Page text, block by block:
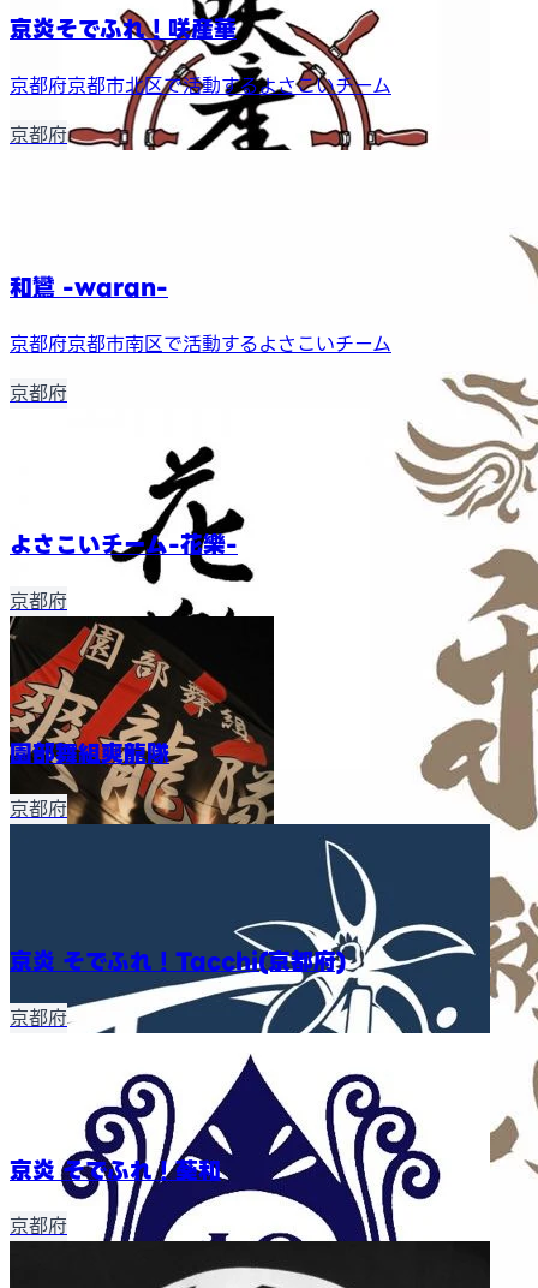
京炎そでふれ！咲産華
京都府京都市北区で活動するよさこいチーム
京都府
和鸞 -waran-
京都府京都市南区で活動するよさこいチーム
京都府
よさこいチーム-花樂-
京都府
園部舞組爽龍隊
京都府
京炎 そでふれ！Tacchi(京都府)
京都府
京炎 そでふれ！葵和
京都府